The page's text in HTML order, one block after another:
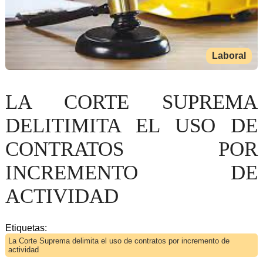
Laboral
LA CORTE SUPREMA
DELITIMITA EL USO DE
CONTRATOS POR
INCREMENTO DE
ACTIVIDAD
Etiquetas:
La Corte Suprema delimita el uso de contratos por incremento de
actividad